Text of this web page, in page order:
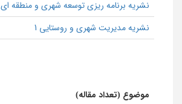
نشریه برنامه ریزی توسعه شهری و منطقه ای 2
نشریه مدیریت شهری و روستایی 1
موضوع (تعداد مقاله)